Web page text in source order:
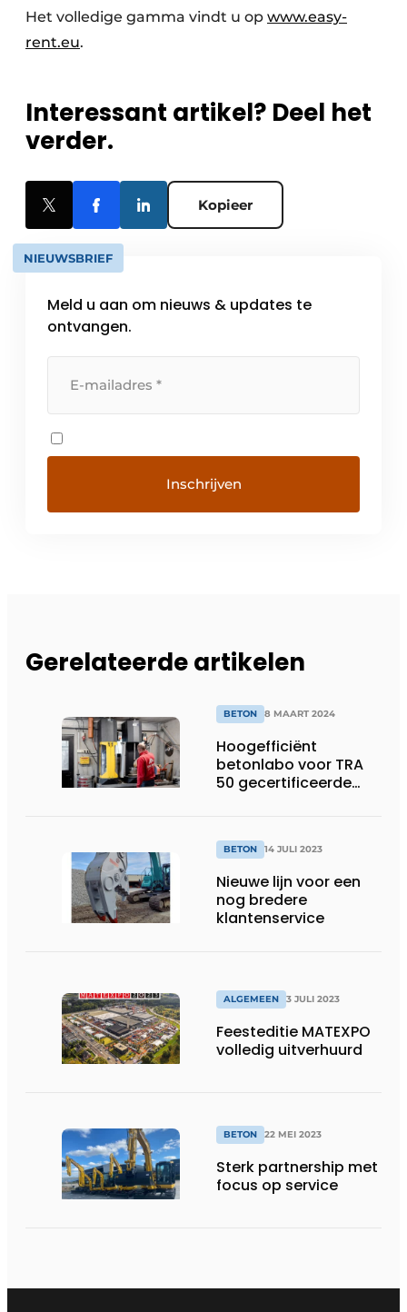
Het volledige gamma vindt u op www.easy-
rent.eu.
Interessant artikel? Deel het
verder.
Kopieer
NIEUWSBRIEF
Meld u aan om nieuws & updates te
ontvangen.
Gerelateerde artikelen
BETON 8 MAART 2024
Hoogefficiënt
betonlabo voor TRA
50 gecertificeerde
BETON 14 JULI 2023
Nieuwe lijn voor een
nog bredere
klantenservice
ALGEMEEN 3 JULI 2023
Feesteditie MATEXPO
volledig uitverhuurd
BETON 22 MEI 2023
Sterk partnership met
focus op service